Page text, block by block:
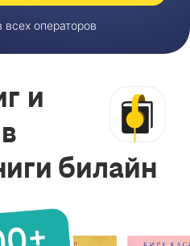
всех операторов
и
билайн